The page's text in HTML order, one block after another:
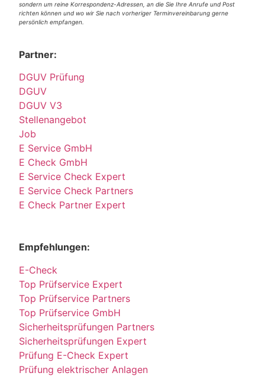
sondern um reine Korrespondenz-Adressen, an die Sie Ihre Anrufe und Post
richten können und wo wir Sie nach vorheriger Terminvereinbarung gerne
persönlich empfangen.
Partner:
DGUV Prüfung
DGUV
DGUV V3
Stellenangebot
Job
E Service GmbH
E Check GmbH
E Service Check Expert
E Service Check Partners
E Check Partner Expert
Empfehlungen:
E-Check
Top Prüfservice Expert
Top Prüfservice Partners
Top Prüfservice GmbH
Sicherheitsprüfungen Partners
Sicherheitsprüfungen Expert
Prüfung E-Check Expert
Prüfung elektrischer Anlagen